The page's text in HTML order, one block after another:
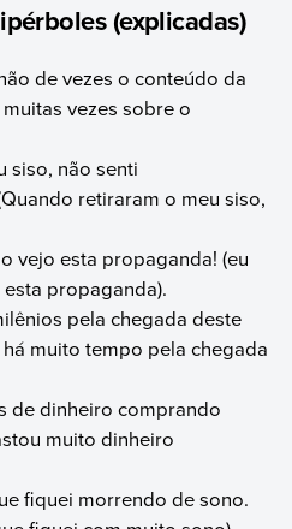
(explicadas)
de vezes o conteúdo da
vezes sobre o
siso, não senti
retiraram o meu siso,
vejo esta propaganda! (eu
propaganda).
pela chegada deste
muito tempo pela chegada
de dinheiro comprando
muito dinheiro
fiquei morrendo de sono.